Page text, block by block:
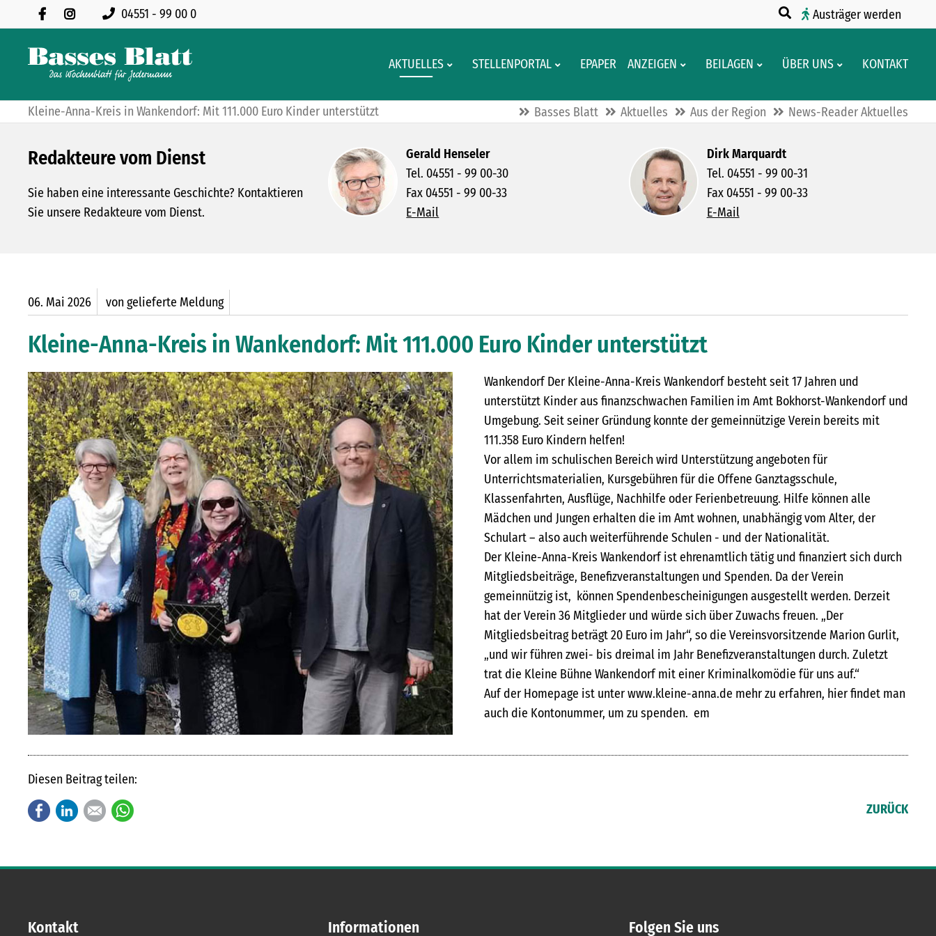
04551 - 99 00 0 Austräger werden
AKTUELLES STELLENPORTAL EPAPER ANZEIGEN BEILAGEN ÜBER UNS KONTAKT
Kleine-Anna-Kreis in Wankendorf: Mit 111.000 Euro Kinder unterstützt Basses Blatt Aktuelles Aus der Region News-Reader Aktuelles
Redakteure vom Dienst
Sie haben eine interessante Geschichte? Kontaktieren
Sie unsere Redakteure vom Dienst.
Gerald Henseler
Tel. 04551 - 99 00-30
Fax 04551 - 99 00-33
E-Mail
Dirk Marquardt
Tel. 04551 - 99 00-31
Fax 04551 - 99 00-33
E-Mail
06. Mai 2026 von gelieferte Meldung
Kleine-Anna-Kreis in Wankendorf: Mit 111.000 Euro Kinder unterstützt
Wankendorf Der Kleine-Anna-Kreis Wankendorf besteht seit 17 Jahren und
unterstützt Kinder aus finanzschwachen Familien im Amt Bokhorst-Wankendorf und
Umgebung. Seit seiner Gründung konnte der gemeinnützige Verein bereits mit
111.358 Euro Kindern helfen!
Vor allem im schulischen Bereich wird Unterstützung angeboten für
Unterrichtsmaterialien, Kursgebühren für die Offene Ganztagsschule,
Klassenfahrten, Ausflüge, Nachhilfe oder Ferienbetreuung. Hilfe können alle
Mädchen und Jungen erhalten die im Amt wohnen, unabhängig vom Alter, der
Schulart – also auch weiterführende Schulen - und der Nationalität.
Der Kleine-Anna-Kreis Wankendorf ist ehrenamtlich tätig und finanziert sich durch
Mitgliedsbeiträge, Benefizveranstaltungen und Spenden. Da der Verein
gemeinnützig ist, können Spendenbescheinigungen ausgestellt werden. Derzeit
hat der Verein 36 Mitglieder und würde sich über Zuwachs freuen. „Der
Mitgliedsbeitrag beträgt 20 Euro im Jahr“, so die Vereinsvorsitzende Marion Gurlit,
„und wir führen zwei- bis dreimal im Jahr Benefizveranstaltungen durch. Zuletzt
trat die Kleine Bühne Wankendorf mit einer Kriminalkomödie für uns auf.“
Auf der Homepage ist unter www.kleine-anna.de mehr zu erfahren, hier findet man
auch die Kontonummer, um zu spenden. em
Diesen Beitrag teilen:
FacebookLinkedInE-mail ZURÜCK
Kontakt Informationen Folgen Sie uns